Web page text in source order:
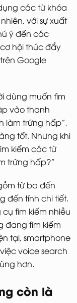
các từ khóa
với sự xuất
ý đến các
hội thúc đẩy
Google
dùng muốn tìm
vào thanh
làm trứng hấp”,
tốt. Nhưng khi
kiếm các từ
trứng hấp?”
từ ba đến
đến tính chi tiết.
tìm kiếm nhiều
đang tìm kiếm
tại, smartphone
voice search
hơn.
còn là